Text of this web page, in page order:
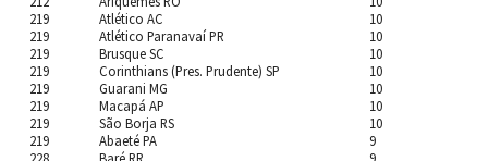
219
219
219
219
219
219
219
219
228
Atlético AC
Atlético Paranavaí PR
Brusque SC
Corinthians (Pres. Prudente) SP
Guarani MG
Macapá AP
São Borja RS
Abaeté PA
Baré RR
10
10
10
10
10
10
10
9
9